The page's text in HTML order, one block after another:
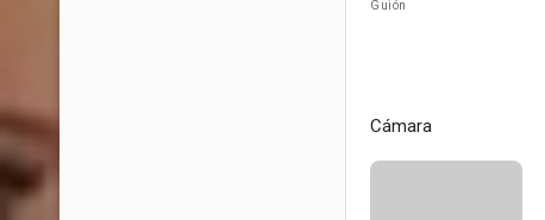
Guión
Cámara